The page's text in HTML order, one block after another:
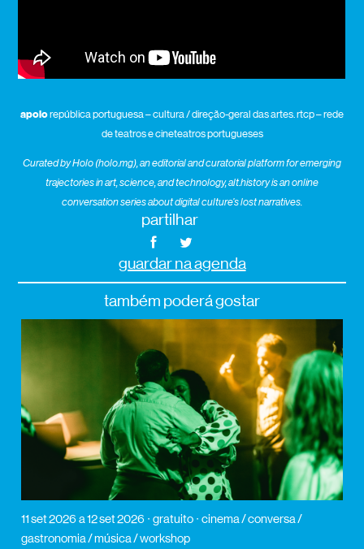
apoiorepública portuguesa – cultura / direção-geral das artes. rtcp – rede
de teatros e cineteatros portugueses
Curated by Holo (holo.mg), an editorial and curatorial platform for emerging
trajectories in art, science, and technology, alt.history is an online
conversation series about digital culture’s lost narratives.
partilhar
guardar na agenda
também poderá gostar
11 set 2026 a 12 set 2026 gratuito
cinema / conversa /
gastronomia / música / workshop